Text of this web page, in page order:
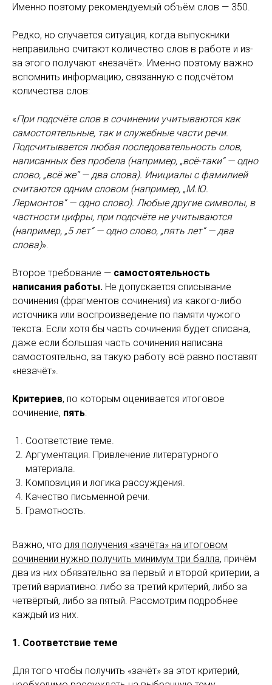
Именно поэтому рекомендуемый объём слов — 350.
Редко, но случается ситуация, когда выпускники
неправильно считают количество слов в работе и из-
за этого получают «незачёт». Именно поэтому важно
вспомнить информацию, связанную с подсчётом
количества слов:
«При подсчёте слов в сочинении учитываются как
самостоятельные, так и служебные части речи.
Подсчитывается любая последовательность слов,
написанных без пробела (например, „всё-таки“ — одно
слово, „всё же“ — два слова). Инициалы с фамилией
считаются одним словом (например, „М.Ю.
Лермонтов“ — одно слово). Любые другие символы, в
частности цифры, при подсчёте не учитываются
(например, „5 лет“ — одно слово, „пять лет“ — два
слова)».
Второе требование — самостоятельность
написания работы. Не допускается списывание
сочинения (фрагментов сочинения) из какого-либо
источника или воспроизведение по памяти чужого
текста. Если хотя бы часть сочинения будет списана,
даже если большая часть сочинения написана
самостоятельно, за такую работу всё равно поставят
«незачёт».
Критериев, по которым оценивается итоговое
сочинение, пять:
Соответствие теме.
Аргументация. Привлечение литературного
материала.
Композиция и логика рассуждения.
Качество письменной речи.
Грамотность.
Важно, что для получения «зачёта» на итоговом
сочинении нужно получить минимум три балла, причём
два из них обязательно за первый и второй критерии, а
третий вариативно: либо за третий критерий, либо за
четвёртый, либо за пятый. Рассмотрим подробнее
каждый из них.
1. Соответствие теме
Для того чтобы получить «зачёт» за этот критерий,